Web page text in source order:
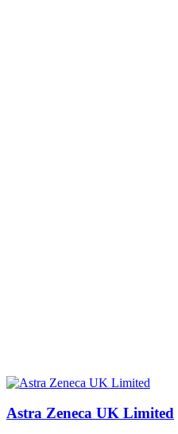
Astra Zeneca UK Limited